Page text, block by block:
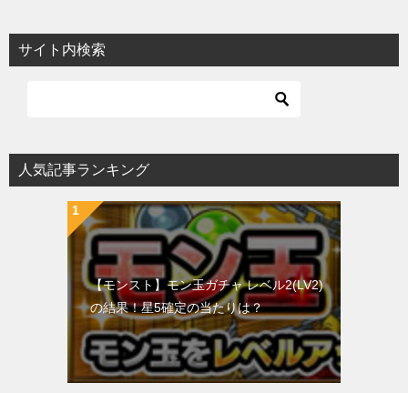
サイト内検索
人気記事ランキング
【モンスト】モン玉ガチャ レベル2(LV2)
の結果！星5確定の当たりは？